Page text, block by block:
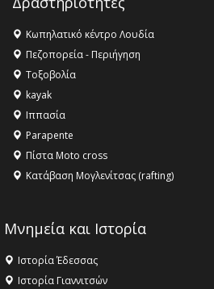
Κωπηλατικό κέντρο Λουδία
Πεζοπορεία - Περιήγηση
Τοξοβολία
kayak
Ιππασία
Parapente
Πίστα Moto cross
Κατάβαση Μογλενίτσας (rafting)
Μνημεία και Ιστορία
Ιστορία Έδεσσας
Ιστορία Γιαννιτσών